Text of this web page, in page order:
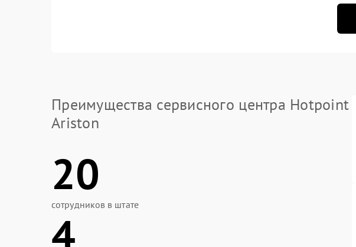
Преимущества сервисного центра Hotpoint
Ariston
20
сотрудников в штате
4